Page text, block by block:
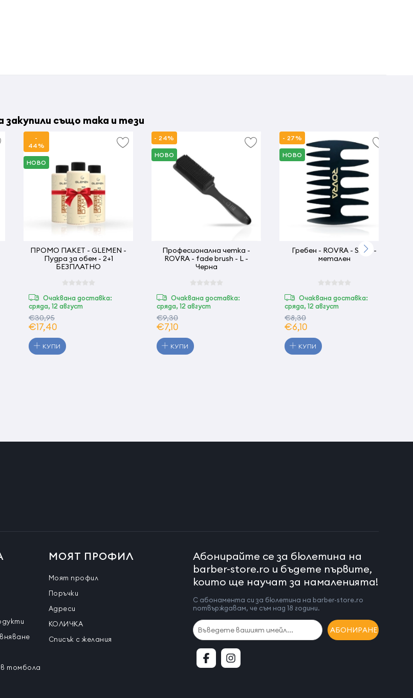
закупили също така и тези
-
44%
НОВО
ПРОМО ПАКЕТ - GLEMEN -
Пудра за обем - 2+1
БЕЗПЛАТНО
Очаквана доставка:
сряда, 12 август
€30,95
€17,40
КУПИ
- 24%
НОВО
Професионална четка -
ROVRA - fade brush - L -
Черна
Очаквана доставка:
сряда, 12 август
€9,30
€7,10
КУПИ
- 27%
НОВО
Гребен - ROVRA - Sleek -
метален
Очаквана доставка:
сряда, 12 август
€8,30
€6,10
КУПИ
в томбола
МОЯТ ПРОФИЛ
Моят профил
Поръчки
Адреси
КОЛИЧКА
Списък с желания
Абонирайте се за бюлетина на
barber-store.ro и бъдете първите,
които ще научат за намаленията!
С абонамента си за бюлетина на barber-store.ro
потвърждавам, че съм над 18 години.
АБОНИРАНЕ